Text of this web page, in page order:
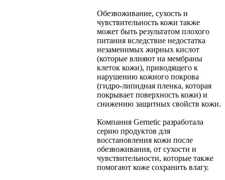
Обезвоживание, сухость и
чувствительность кожи также
может быть результатом плохого
питания вследствие недостатка
незаменимых жирных кислот
(которые влияют на мембраны
клеток кожи), приводящего к
нарушению кожного покрова
(гидро-липидная пленка, которая
покрывает поверхность кожи) и
снижению защитных свойств кожи.
Компания Gernetic разработала
серию продуктов для
восстановления кожи после
обезвоживания, от сухости и
чувствительности, которые также
помогают коже сохранить влагу.